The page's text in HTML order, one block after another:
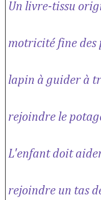
Un livre-tissu
motricité fine des
lapin à guider à
rejoindre le
L'enfant doit
rejoindre un tas